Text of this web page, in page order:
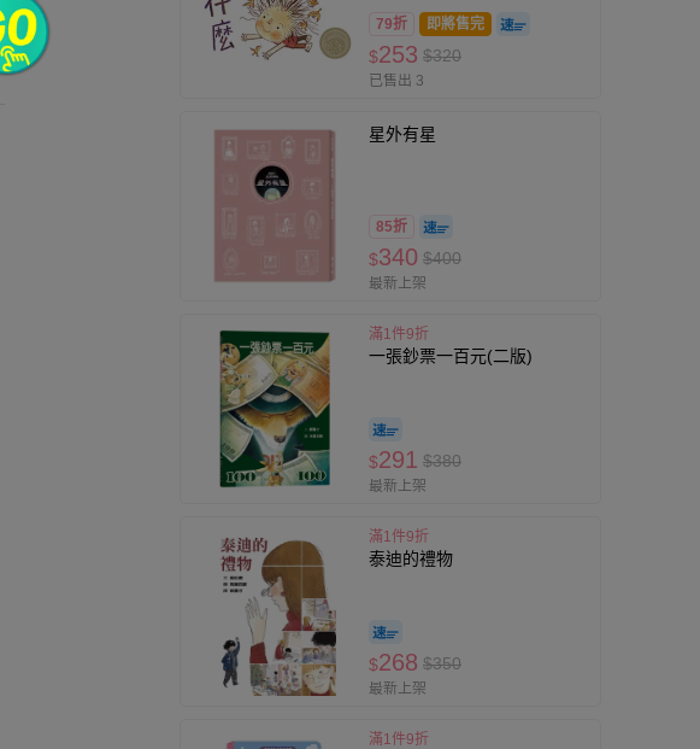
79折 即將售完
$253 $320
已售出 3
星外有星
85折
$340 $400
最新上架
滿1件9折
一張鈔票一百元(二版)
$291 $380
最新上架
滿1件9折
泰迪的禮物
$268 $350
最新上架
滿1件9折